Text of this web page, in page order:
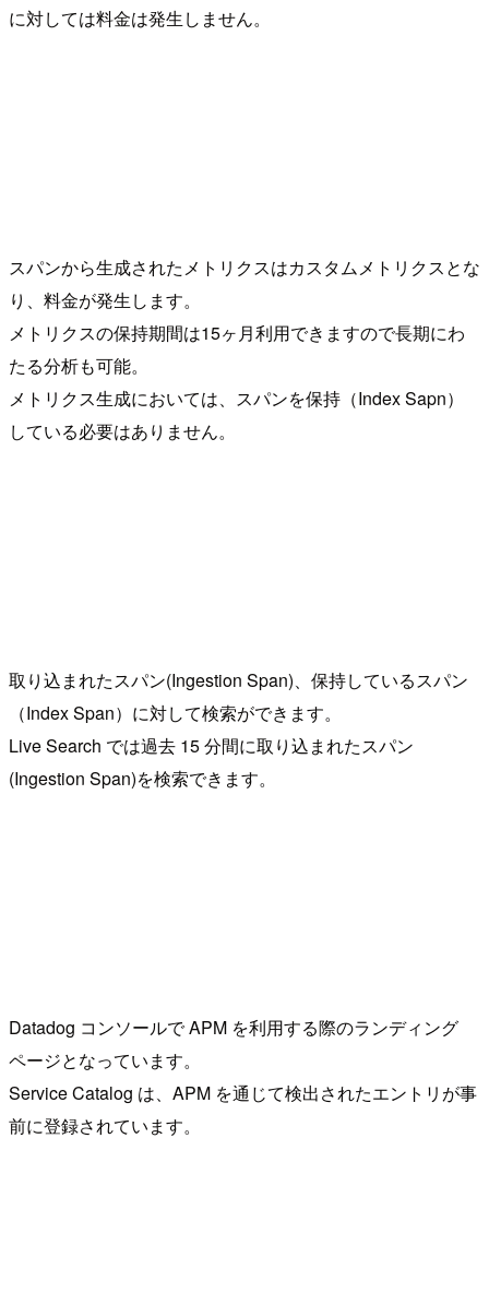
に対しては料金は発生しません。
スパンから生成されたメトリクスはカスタムメトリクスとな
り、料金が発生します。
メトリクスの保持期間は15ヶ月利用できますので長期にわ
たる分析も可能。
メトリクス生成においては、スパンを保持（Index Sapn）
している必要はありません。
取り込まれたスパン(Ingestion Span)、保持しているスパン
（Index Span）に対して検索ができます。
Live Search では過去 15 分間に取り込まれたスパン
(Ingestion Span)を検索できます。
Datadog コンソールで APM を利用する際のランディング
ページとなっています。
Service Catalog は、APM を通じて検出されたエントリが事
前に登録されています。